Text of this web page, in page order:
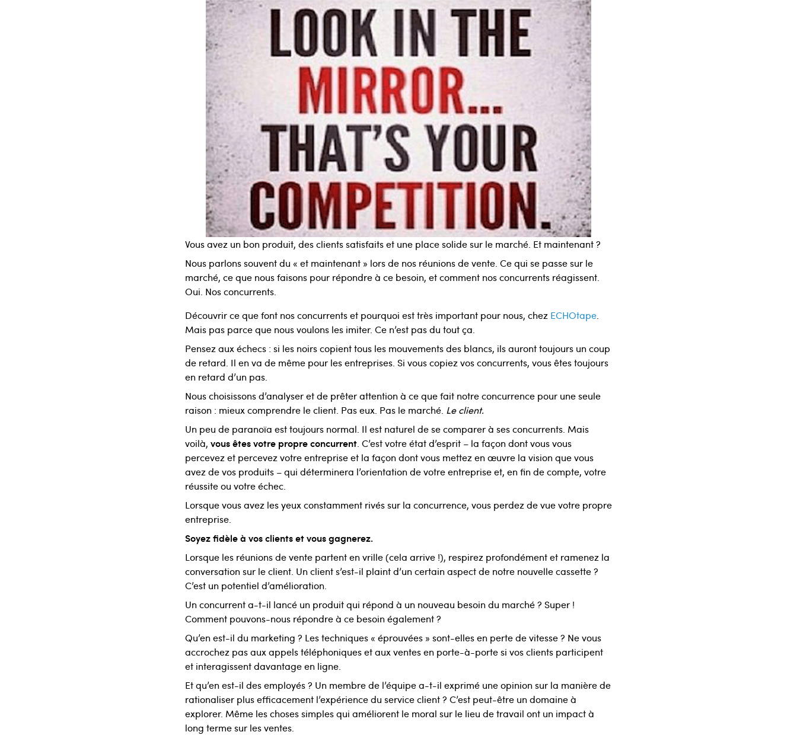
Vous avez un bon produit, des clients satisfaits et une place solide sur le marché. Et maintenant ?
Nous parlons souvent du « et maintenant » lors de nos réunions de vente. Ce qui se passe sur le
marché, ce que nous faisons pour répondre à ce besoin, et comment nos concurrents réagissent.
Oui. Nos concurrents.
Découvrir ce que font nos concurrents et pourquoi est très important pour nous, chez ECHOtape.
Mais pas parce que nous voulons les imiter. Ce n’est pas du tout ça.
Pensez aux échecs : si les noirs copient tous les mouvements des blancs, ils auront toujours un coup
de retard. Il en va de même pour les entreprises. Si vous copiez vos concurrents, vous êtes toujours
en retard d’un pas.
Nous choisissons d’analyser et de prêter attention à ce que fait notre concurrence pour une seule
raison : mieux comprendre le client. Pas eux. Pas le marché. Le client.
Un peu de paranoïa est toujours normal. Il est naturel de se comparer à ses concurrents. Mais
voilà, vous êtes votre propre concurrent. C’est votre état d’esprit – la façon dont vous vous
percevez et percevez votre entreprise et la façon dont vous mettez en œuvre la vision que vous
avez de vos produits – qui déterminera l’orientation de votre entreprise et, en fin de compte, votre
réussite ou votre échec.
Lorsque vous avez les yeux constamment rivés sur la concurrence, vous perdez de vue votre propre
entreprise.
Soyez fidèle à vos clients et vous gagnerez.
Lorsque les réunions de vente partent en vrille (cela arrive !), respirez profondément et ramenez la
conversation sur le client. Un client s’est-il plaint d’un certain aspect de notre nouvelle cassette ?
C’est un potentiel d’amélioration.
Un concurrent a-t-il lancé un produit qui répond à un nouveau besoin du marché ? Super !
Comment pouvons-nous répondre à ce besoin également ?
Qu’en est-il du marketing ? Les techniques « éprouvées » sont-elles en perte de vitesse ? Ne vous
accrochez pas aux appels téléphoniques et aux ventes en porte-à-porte si vos clients participent
et interagissent davantage en ligne.
Et qu’en est-il des employés ? Un membre de l’équipe a-t-il exprimé une opinion sur la manière de
rationaliser plus efficacement l’expérience du service client ? C’est peut-être un domaine à
explorer. Même les choses simples qui améliorent le moral sur le lieu de travail ont un impact à
long terme sur les ventes.